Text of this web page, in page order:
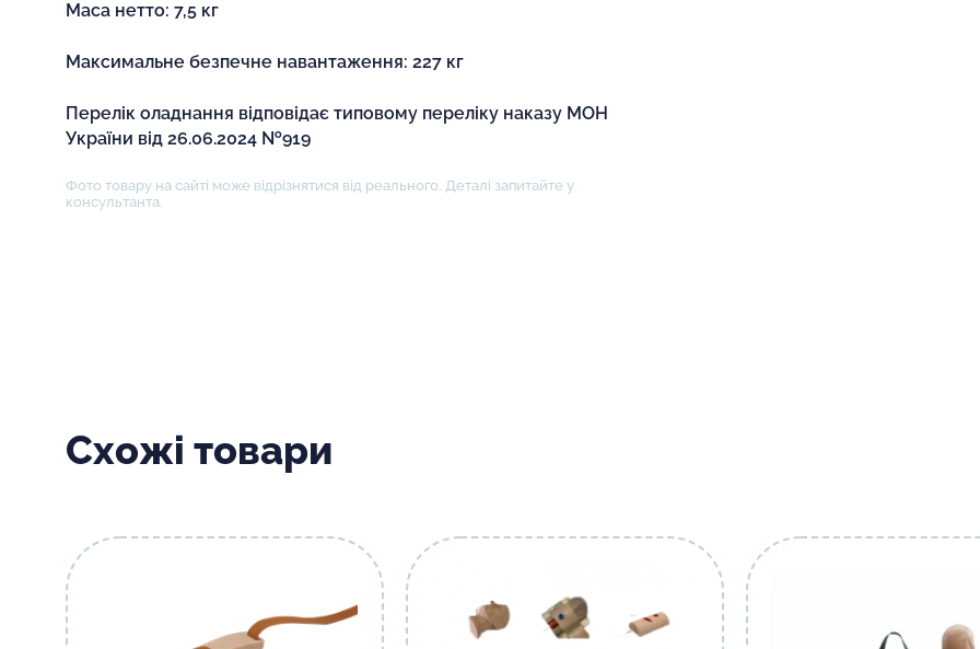
Маса нетто: 7,5 кг
Максимальне безпечне навантаження: 227 кг
Перелік оладнання відповідає типовому переліку наказу МОН
України від 26.06.2024 №919
Фото товару на сайті може відрізнятися від реального. Деталі запитайте у
консультанта.
Схожі товари